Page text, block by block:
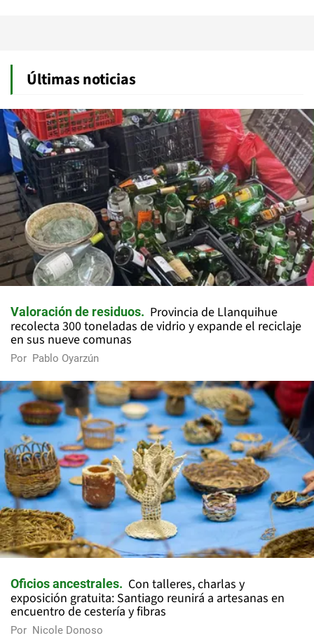
Últimas noticias
Valoración de residuos
Provincia de Llanquihue
recolecta 300 toneladas de vidrio y expande el reciclaje
en sus nueve comunas
Por Pablo Oyarzún
Oficios ancestrales
Con talleres, charlas y
exposición gratuita: Santiago reunirá a artesanas en
encuentro de cestería y fibras
Por Nicole Donoso